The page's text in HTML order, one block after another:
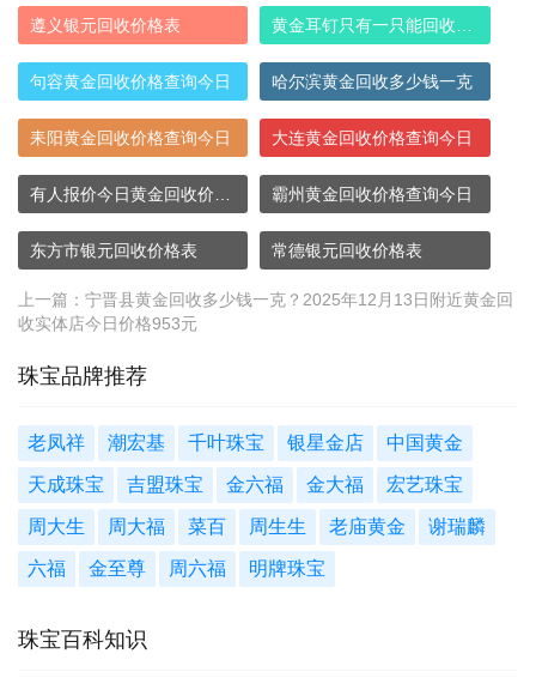
遵义银元回收价格表
句容黄金回收价格查询今日 哈尔滨黄金回收多少钱一克
耒阳黄金回收价格查询今日 大连黄金回收价格查询今日
霸州黄金回收价格查询今日
东方市银元回收价格表 常德银元回收价格表
上一篇： 宁晋县黄金回收多少钱一克？2025年12月13日附近黄金回
收实体店今日价格953元
珠宝品牌推荐
老凤祥 潮宏基 千叶珠宝 银星金店 中国黄金
天成珠宝 吉盟珠宝 金六福 金大福 宏艺珠宝
周大生 周大福 菜百 周生生 老庙黄金 谢瑞麟
六福 金至尊 周六福 明牌珠宝
珠宝百科知识